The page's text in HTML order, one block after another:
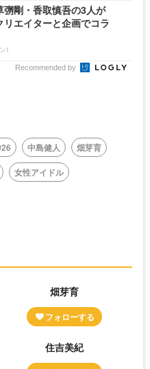
彅剛・香取慎吾の3人が
リエイターと企画でコラ
)
Recommended by
中島健人
畑芽育
女性アイドル
畑芽育
住吉美紀